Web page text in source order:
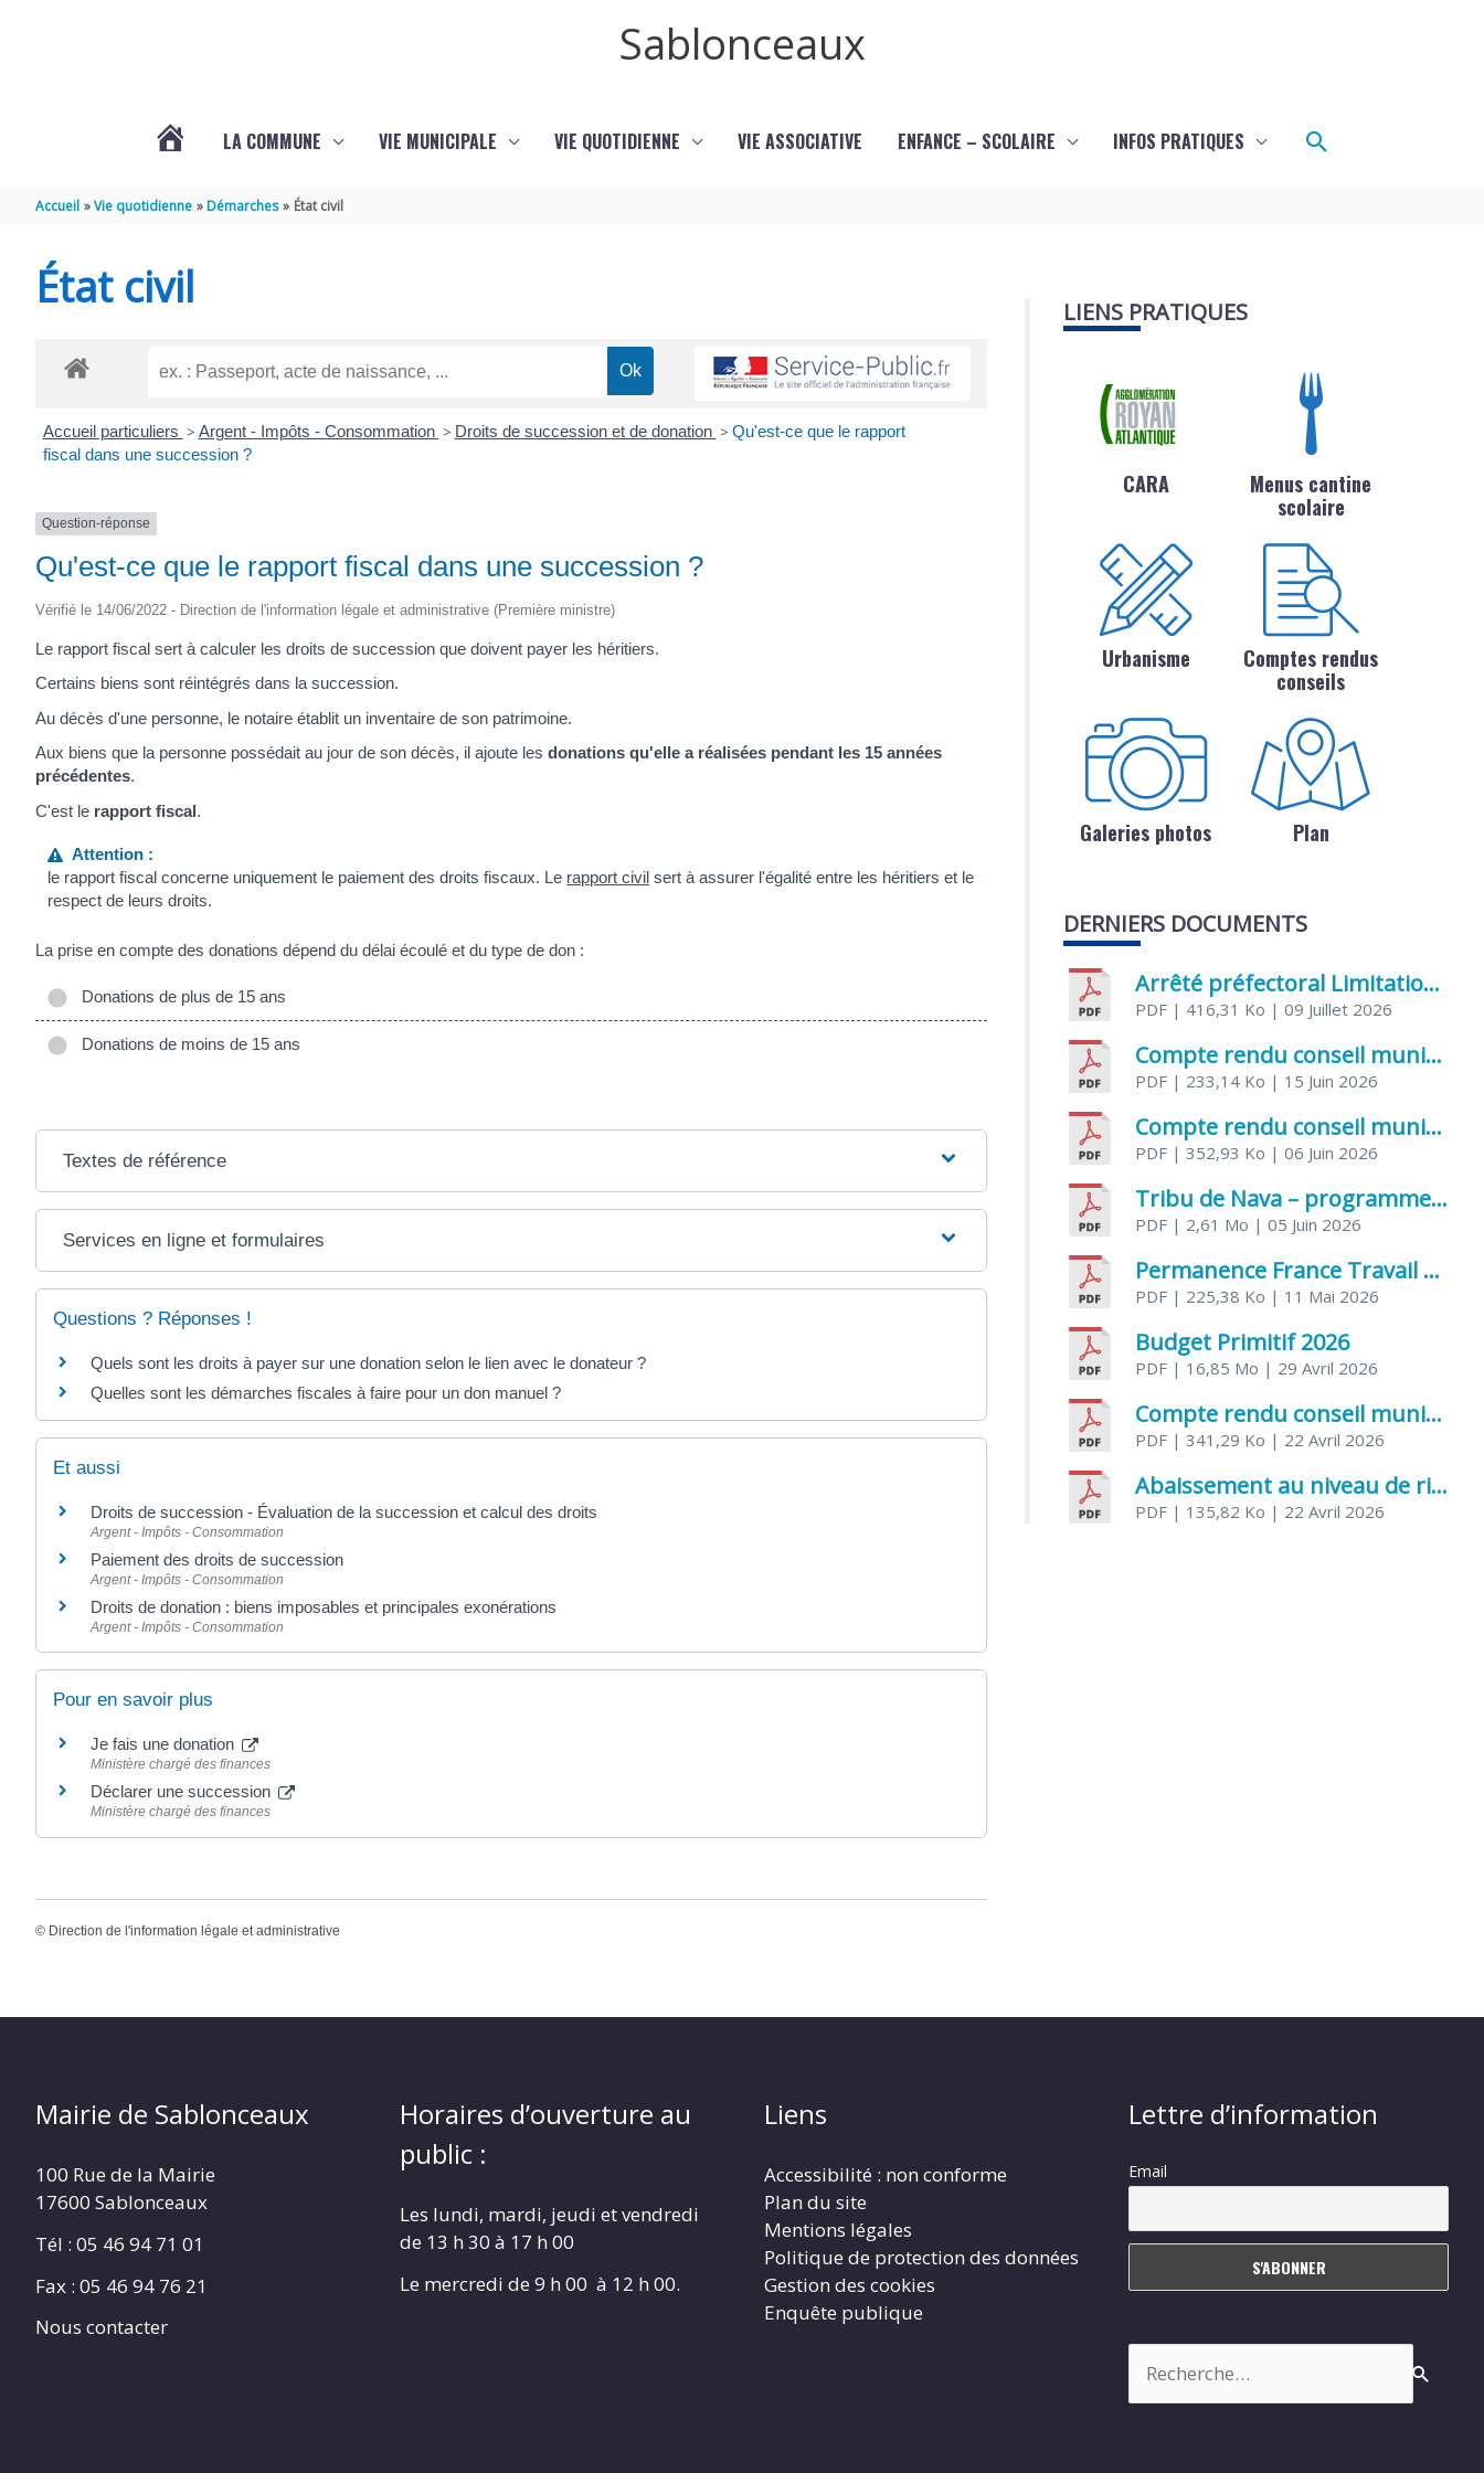
Sablonceaux
LA COMMUNE VIE MUNICIPALE VIE QUOTIDIENNE VIE ASSOCIATIVE ENFANCE – SCOLAIRE INFOS PRATIQUES Rechercher
Accueil Vie quotidienne Démarches État civil
État civil
Accueil particuliers > Argent - Impôts - Consommation > Droits de succession et de donation > Qu'est-ce que le rapport
fiscal dans une succession ?
Question-réponse
Qu'est-ce que le rapport fiscal dans une succession ?
Vérifié le 14/06/2022 - Direction de l'information légale et administrative (Première ministre)
Le rapport fiscal sert à calculer les droits de succession que doivent payer les héritiers.
Certains biens sont réintégrés dans la succession.
Au décès d'une personne, le notaire établit un inventaire de son patrimoine.
Aux biens que la personne possédait au jour de son décès, il ajoute les donations qu'elle a réalisées pendant les 15 années
précédentes.
C'est le rapport fiscal.
Attention :
le rapport fiscal concerne uniquement le paiement des droits fiscaux. Le rapport civil sert à assurer l'égalité entre les héritiers et le
respect de leurs droits.
La prise en compte des donations dépend du délai écoulé et du type de don :
Donations de plus de 15 ans
Donations de moins de 15 ans
Textes de référence
Services en ligne et formulaires
Questions ? Réponses !
Quels sont les droits à payer sur une donation selon le lien avec le donateur ?
Quelles sont les démarches fiscales à faire pour un don manuel ?
Et aussi
Droits de succession - Évaluation de la succession et calcul des droits
Argent - Impôts - Consommation
Paiement des droits de succession
Argent - Impôts - Consommation
Droits de donation : biens imposables et principales exonérations
Argent - Impôts - Consommation
Pour en savoir plus
Je fais une donation
Ministère chargé des finances
Déclarer une succession
Ministère chargé des finances
© Direction de l'information légale et administrative
LIENS PRATIQUES
CARA
Menus cantine
scolaire
Urbanisme
Comptes rendus
conseils
Galeries photos Plan
DERNIERS DOCUMENTS
Arrêté préfectoral Limitation provisoire des usages de l’eau
PDF | 416,31 Ko | 09 Juillet 2026
Compte rendu conseil municipal 5 juin 2026 sénatoriale
PDF | 233,14 Ko | 15 Juin 2026
Compte rendu conseil municipal – 21 avril 2026
PDF | 352,93 Ko | 06 Juin 2026
Tribu de Nava – programme et inscriptions été 2026
PDF | 2,61 Mo | 05 Juin 2026
Permanence France Travail au CCAS de Saujon Juin 2026
PDF | 225,38 Ko | 11 Mai 2026
Budget Primitif 2026
PDF | 16,85 Mo | 29 Avril 2026
Compte rendu conseil municipal – 7 avril 2026
PDF | 341,29 Ko | 22 Avril 2026
Abaissement au niveau de risque modéré de l’Influenza aviaire
PDF | 135,82 Ko | 22 Avril 2026
Mairie de Sablonceaux
100 Rue de la Mairie
17600 Sablonceaux
Tél : 05 46 94 71 01
Fax : 05 46 94 76 21
Nous contacter
Horaires d’ouverture au
public :
Les lundi, mardi, jeudi et vendredi
de 13 h 30 à 17 h 00
Le mercredi de 9 h 00 à 12 h 00.
Liens
Accessibilité : non conforme
Plan du site
Mentions légales
Politique de protection des données
Gestion des cookies
Enquête publique
Lettre d’information
Email